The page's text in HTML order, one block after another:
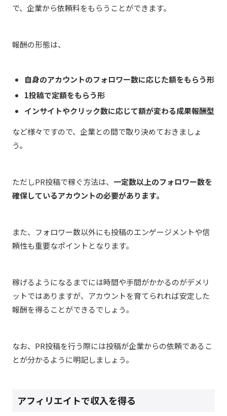
で、企業から依頼料をもらうことができます。
報酬の形態は、
自身のアカウントのフォロワー数に応じた額をもらう形
1投稿で定額をもらう形
インサイトやクリック数に応じて額が変わる成果報酬型
など様々ですので、企業との間で取り決めておきましょ
う。
ただしPR投稿で稼ぐ方法は、 一定数以上のフォロワー数を
確保しているアカウントの必要があります。
また、フォロワー数以外にも投稿のエンゲージメントや信
頼性も重要なポイントとなります。
稼げるようになるまでには時間や手間がかかるのがデメリ
ットではありますが、アカウントを育てられれば安定した
報酬を得ることができるでしょう。
なお、PR投稿を行う際には投稿が企業からの依頼であるこ
とが分かるように明記しましょう。
アフィリエイトで収入を得る